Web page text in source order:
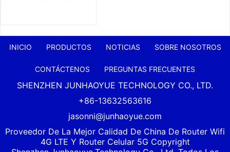
INICIO PRODUCTOS NOTICIAS SOBRE NOSOTROS
CONTÁCTENOS PREGUNTAS FRECUENTES
SHENZHEN JUNHAOYUE TECHNOLOGY CO., LTD.
+86-13632563616
jasonni@junhaoyue.com
Proveedor De La Mejor Calidad De China De Router Wifi
4G LTE Y Router Celular 5G Copyright